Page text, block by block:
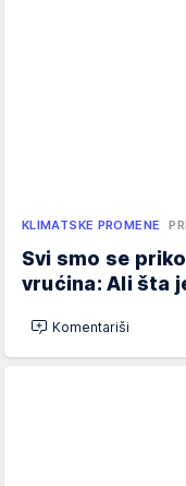
KLIMATSKE PROMENE
Svi smo se
vrućina: Ali šta
Komentariši